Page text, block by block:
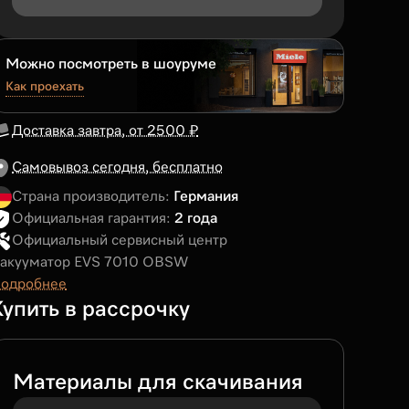
Можно посмотреть в шоуруме
Как проехать
Доставка завтра, от 2500 ₽
Самовывоз сегодня, бесплатно
Страна производитель: Германия
Официальная гарантия: 2 года
Официальный сервисный центр
EVS 7010 OBSW
в рассрочку
Материалы для скачивания